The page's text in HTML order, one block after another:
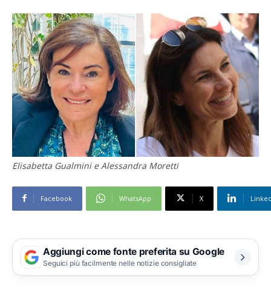
Elisabetta Gualmini e Alessandra Moretti
Facebook WhatsApp X
Aggiungi come fonte preferita su Google
Seguici più facilmente nelle notizie consigliate